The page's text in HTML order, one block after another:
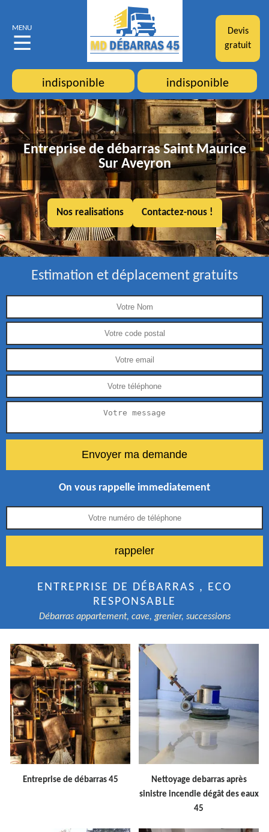
MENU
Devis
gratuit
indisponible indisponible
Entreprise de débarras Saint Maurice
Sur Aveyron
Nos realisations Contactez-nous !
Estimation et déplacement gratuits
On vous rappelle immediatement
ENTREPRISE DE DÉBARRAS , ECO
RESPONSABLE
Débarras appartement, cave, grenier, successions
Entreprise de débarras 45
Nettoyage debarras après
sinistre incendie dégât des eaux
45